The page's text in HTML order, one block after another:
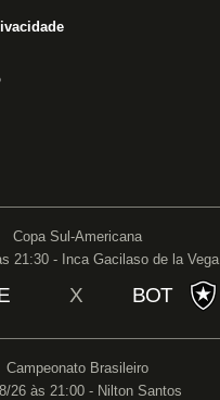
Copa Sul-Americana
21:30 - Inca Gacilaso de la Vega
X BOT
Campeonato Brasileiro
26 às 21:00 - Nilton Santos